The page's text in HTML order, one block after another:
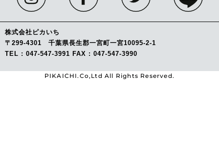
株式会社ピカいち
〒299-4301 千葉県長生郡一宮町一宮10095-2-1
TEL : 047-547-3991 FAX : 047-547-3990
PIKAICHI.Co,Ltd All Rights Reserved.